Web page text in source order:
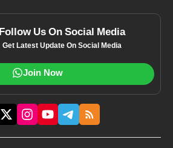
Follow Us On Social Media
Get Latest Update On Social Media
Join Now